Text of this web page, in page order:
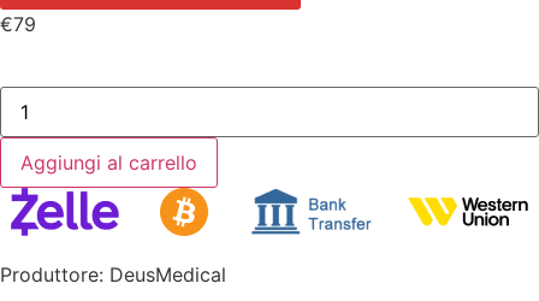
€79
Aggiungi al carrello
Produttore: DeusMedical